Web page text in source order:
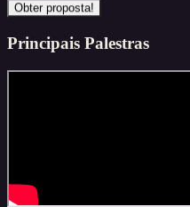
Obter proposta!
Principais Palestras